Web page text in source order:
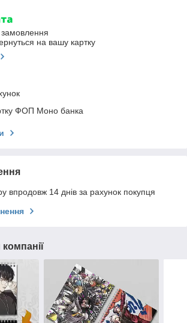
на вашу картку
ФОП Моно банка
впродовж 14 днів за рахунок покупця